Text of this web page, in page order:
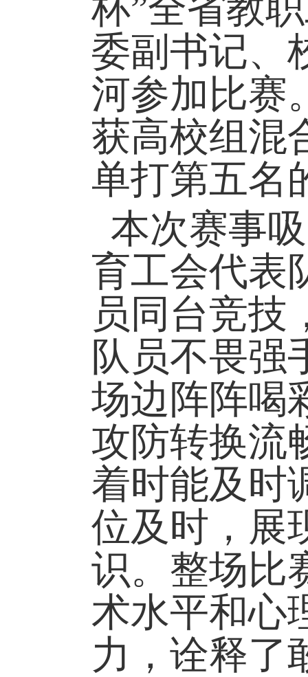
委副书记、
河参加比赛
获高校组混
单打第五名
本次赛事
育工会代表
员同台竞技
队员不畏强
场边阵阵喝
攻防转换流
着时能及时
位及时，展
识。整场比
术水平和心
力，诠释了